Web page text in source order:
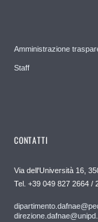
Amministrazione
Staff
CONTATTI
Via dell'Università 16,
Tel. +39 049 827 2664 /